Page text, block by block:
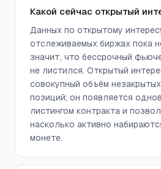
Какой сейчас открытый
Данных по открытому
отслеживаемых биржах пока
значит, что бессрочный
не листился. Открытый
совокупный объём
позиций; он появляется
листингом контракта и
насколько активно
монете.